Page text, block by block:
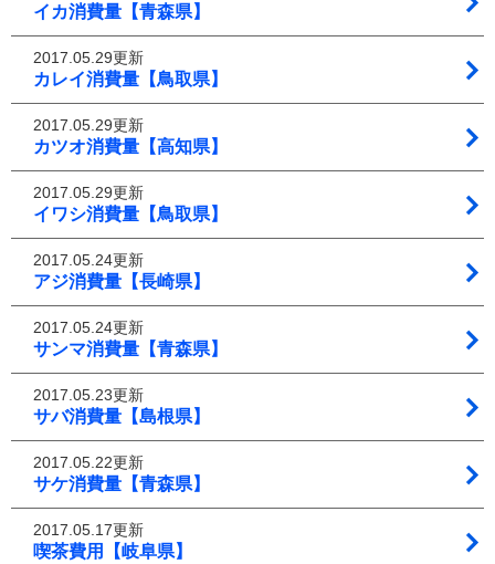
イカ消費量【青森県】
2017.05.29更新
カレイ消費量【鳥取県】
2017.05.29更新
カツオ消費量【高知県】
2017.05.29更新
イワシ消費量【鳥取県】
2017.05.24更新
アジ消費量【長崎県】
2017.05.24更新
サンマ消費量【青森県】
2017.05.23更新
サバ消費量【島根県】
2017.05.22更新
サケ消費量【青森県】
2017.05.17更新
喫茶費用【岐阜県】